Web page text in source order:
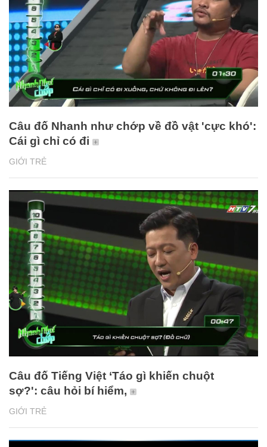
GIỚI TRẺ
Câu đố Nhanh như chớp về đồ vật 'cực khó':
Cái gì chỉ có đi
GIỚI TRẺ
Câu đố Tiếng Việt ‘Táo gì khiến chuột
sợ?': câu hỏi bí hiểm,